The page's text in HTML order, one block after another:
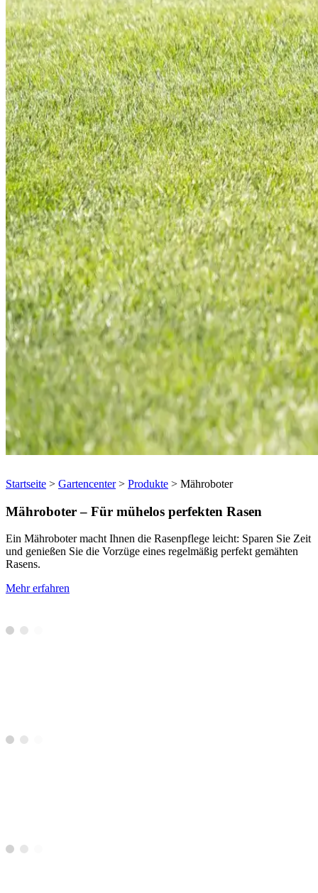
Startseite > Gartencenter> Produkte > Mähroboter
Mähroboter – Für mühelos perfekten Rasen
Ein Mähroboter macht Ihnen die Rasenpflege leicht: Sparen Sie Zeit
und genießen Sie die Vorzüge eines regelmäßig perfekt gemähten
Rasens.
Mehr erfahren